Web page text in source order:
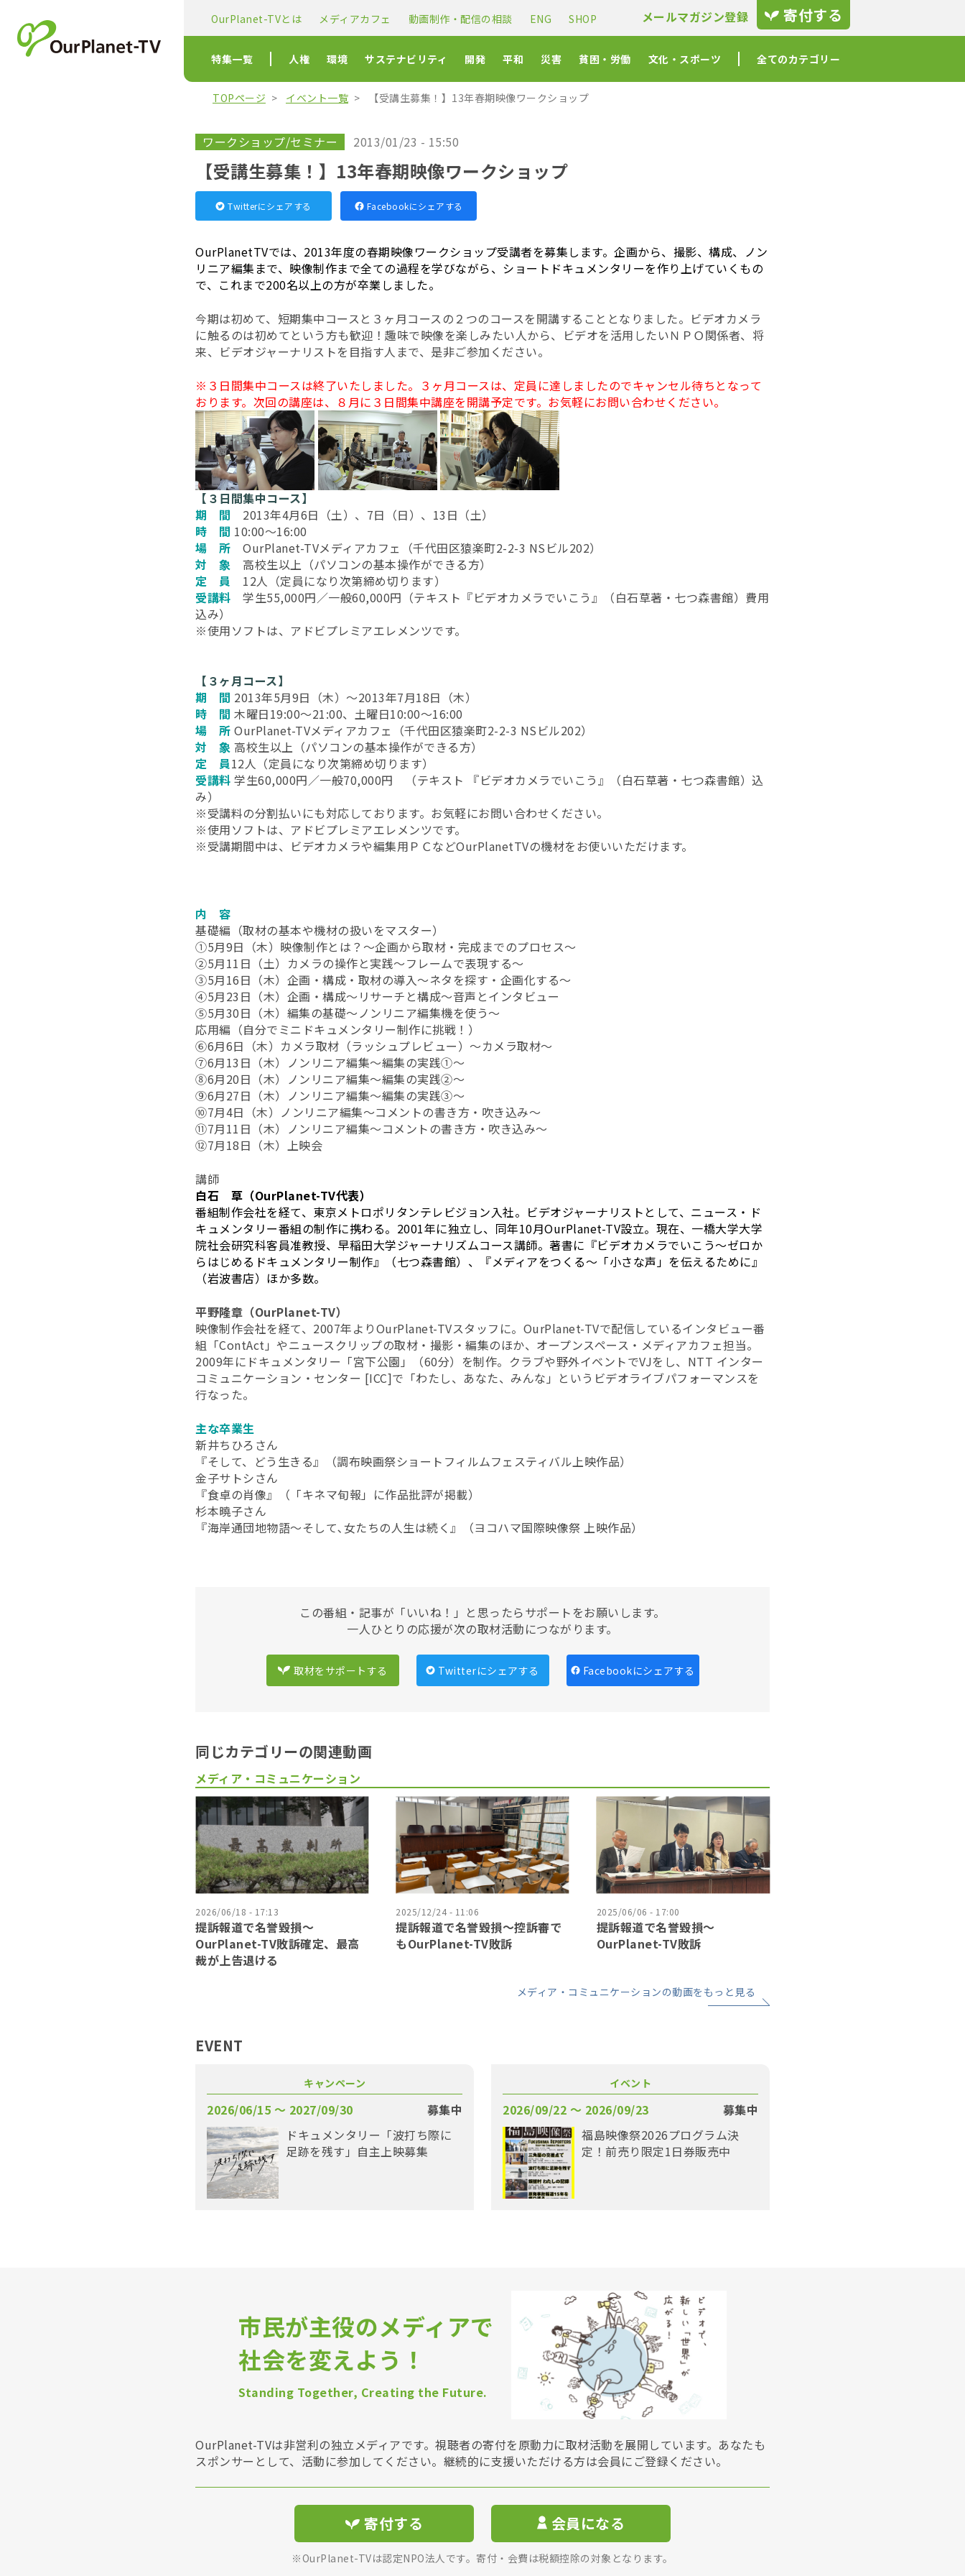
OurPlanet-TVとは メディアカフェ 動画制作・配信の相談 ENG SHOP メールマガジン登録 寄付する
特集一覧 人権 環境 サステナビリティ 開発 平和 災害 貧困・労働 文化・スポーツ 全てのカテゴリー
TOPページ イベント一覧 【受講生募集！】13年春期映像ワークショップ
ワークショップ/セミナー 2013/01/23 - 15:50
【受講生募集！】13年春期映像ワークショップ
Twitterにシェアする Facebookにシェアする
OurPlanetTVでは、2013年度の春期映像ワークショップ受講者を募集します。企画から、撮影、構成、ノン
リニア編集まで、映像制作まで全ての過程を学びながら、ショートドキュメンタリーを作り上げていくもの
で、これまで200名以上の方が卒業しました。
今期は初めて、短期集中コースと３ヶ月コースの２つのコースを開講することとなりました。ビデオカメラ
に触るのは初めてという方も歓迎！趣味で映像を楽しみたい人から、ビデオを活用したいＮＰＯ関係者、将
来、ビデオジャーナリストを目指す人まで、是非ご参加ください。
※３日間集中コースは終了いたしました。３ヶ月コースは、定員に達しましたのでキャンセル待ちとなって
おります。次回の講座は、８月に３日間集中講座を開講予定です。お気軽にお問い合わせください。
【３日間集中コース】
期 間 2013年4月6日（土）、7日（日）、13日（土）
時 間 10:00～16:00
場 所 OurPlanet-TVメディアカフェ（千代田区猿楽町2-2-3 NSビル202）
対 象 高校生以上（パソコンの基本操作ができる方）
定 員
12人（定員になり次第締め切ります）
受講料 学生55,000円／一般60,000円（テキスト『ビデオカメラでいこう』（白石草著・七つ森書館）費用
込み）
※使用ソフトは、アドビプレミアエレメンツです。
【３ヶ月コース】
期 間 2013年5月9日（木）～2013年7月18日（木）
時 間 木曜日19:00～21:00、土曜日10:00～16:00
場 所 OurPlanet-TVメディアカフェ（千代田区猿楽町2-2-3 NSビル202）
対 象 高校生以上（パソコンの基本操作ができる方）
定 員12人（定員になり次第締め切ります）
受講料 学生60,000円／一般70,000円 （テキスト 『ビデオカメラでいこう』（白石草著・七つ森書館）込
み）
※受講料の分割払いにも対応しております。お気軽にお問い合わせください。
※使用ソフトは、アドビプレミアエレメンツです。
※受講期間中は、ビデオカメラや編集用ＰＣなどOurPlanetTVの機材をお使いいただけます。
内 容
基礎編（取材の基本や機材の扱いをマスター）
①5月9日（木）映像制作とは？～企画から取材・完成までのプロセス～
②5月11日（土）カメラの操作と実践～フレームで表現する～
③5月16日（木）企画・構成・取材の導入～ネタを探す・企画化する～
④5月23日（木）企画・構成～リサーチと構成～音声とインタビュー
⑤5月30日（木）編集の基礎～ノンリニア編集機を使う～
応用編（自分でミニドキュメンタリー制作に挑戦！）
⑥6月6日（木）カメラ取材（ラッシュプレビュー）～カメラ取材～
⑦6月13日（木）ノンリニア編集～編集の実践①～
⑧6月20日（木）ノンリニア編集～編集の実践②～
⑨6月27日（木）ノンリニア編集～編集の実践③～
⑩7月4日（木）ノンリニア編集～コメントの書き方・吹き込み～
⑪7月11日（木）ノンリニア編集～コメントの書き方・吹き込み～
⑫7月18日（木）上映会
講師
白石 草（OurPlanet-TV代表）
番組制作会社を経て、東京メトロポリタンテレビジョン入社。ビデオジャーナリストとして、ニュース・ド
キュメンタリー番組の制作に携わる。2001年に独立し、同年10月OurPlanet-TV設立。現在、一橋大学大学
院社会研究科客員准教授、早稲田大学ジャーナリズムコース講師。著書に『ビデオカメラでいこう～ゼロか
らはじめるドキュメンタリー制作』（七つ森書館）、『メディアをつくる〜「小さな声」を伝えるために』
（岩波書店）ほか多数。
平野隆章（OurPlanet-TV）
映像制作会社を経て、2007年よりOurPlanet-TVスタッフに。OurPlanet-TVで配信しているインタビュー番
組「ContAct」やニュースクリップの取材・撮影・編集のほか、オープンスペース・メディアカフェ担当。
2009年にドキュメンタリー「宮下公園」（60分）を制作。クラブや野外イベントでVJをし、NTT インター
コミュニケーション・センター [ICC]で「わたし、あなた、みんな」というビデオライブパフォーマンスを
行なった。
主な卒業生
新井ちひろさん
『そして、どう生きる』（調布映画祭ショートフィルムフェスティバル上映作品）
金子サトシさん
『食卓の肖像』（「キネマ旬報」に作品批評が掲載）
杉本曉子さん
『海岸通団地物語～そして､女たちの人生は続く』（ヨコハマ国際映像祭 上映作品）
この番組・記事が「いいね！」と思ったらサポートをお願いします。
一人ひとりの応援が次の取材活動につながります。
取材をサポートする Twitterにシェアする Facebookにシェアする
同じカテゴリーの関連動画
メディア・コミュニケーション
2026/06/18 - 17:13
提訴報道で名誉毀損〜
OurPlanet-TV敗訴確定、最高
裁が上告退ける
2025/12/24 - 11:06
提訴報道で名誉毀損〜控訴審で
もOurPlanet-TV敗訴
2025/06/06 - 17:00
提訴報道で名誉毀損〜
OurPlanet-TV敗訴
メディア・コミュニケーションの動画をもっと見る
EVENT
キャンペーン
2026/06/15 〜 2027/09/30
募集中
ドキュメンタリー「波打ち際に
足跡を残す」自主上映募集
イベント
2026/09/22 〜 2026/09/23
募集中
福島映像祭2026プログラム決
定！前売り限定1日券販売中
市民が主役のメディアで
社会を変えよう！
Standing Together, Creating the Future.
OurPlanet-TVは非営利の独立メディアです。視聴者の寄付を原動力に取材活動を展開しています。あなたも
スポンサーとして、活動に参加してください。継続的に支援いただける方は会員にご登録ください。
寄付する 会員になる
※OurPlanet-TVは認定NPO法人です。寄付・会費は税額控除の対象となります。